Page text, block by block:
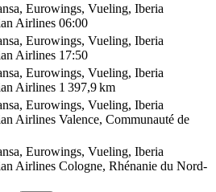
Eurowings, Vueling, Iberia
Airlines 06:00
Eurowings, Vueling, Iberia
Airlines 17:50
Eurowings, Vueling, Iberia
Airlines 1 397,9 km
Eurowings, Vueling, Iberia
Airlines Valence, Communauté de
Eurowings, Vueling, Iberia
Airlines Cologne, Rhénanie du Nord-